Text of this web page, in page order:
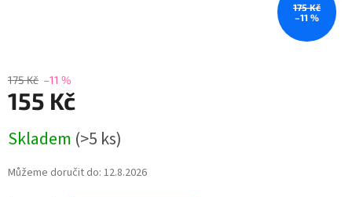
175 Kč
–11 %
175 Kč –11 %
155 Kč
cena:
Skladem (>5 ks)
Můžeme doručit do: 12.8.2026